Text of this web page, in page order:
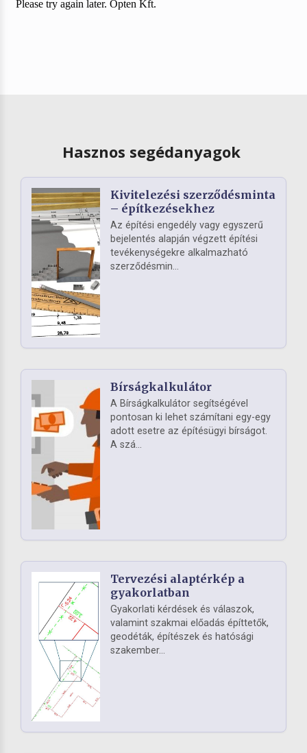
Hasznos segédanyagok
Kivitelezési szerződésminta
– építkezésekhez
Az építési engedély vagy egyszerű
bejelentés alapján végzett építési
tevékenységekre alkalmazható
szerződésmin...
Bírságkalkulátor
A Bírságkalkulátor segítségével
pontosan ki lehet számítani egy-egy
adott esetre az építésügyi bírságot.
A szá...
Tervezési alaptérkép a
gyakorlatban
Gyakorlati kérdések és válaszok,
valamint szakmai előadás építtetők,
geodéták, építészek és hatósági
szakember...